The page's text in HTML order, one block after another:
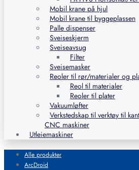
Mobil krane på hjul
Mobil krane til byggeplassen
Palle dispenser
Sveiseskjerm
Sveiseavsug
Filter
Sveisemasker
Reoler til rør/materialer og
Reol til materialer
Reoler til plater
Vakuumløfter
Verkstedskap til verktøy til
CNC maskiner
Utleiemaskiner
Alle produkter
ArcDroid